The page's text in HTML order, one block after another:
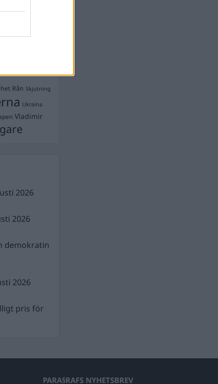
R Nilsson
Rån Skjutning
Ukraina
Vladimir
2026
2026
demokratin
2026
pris för
PARA§RAFS NYHETSBREV